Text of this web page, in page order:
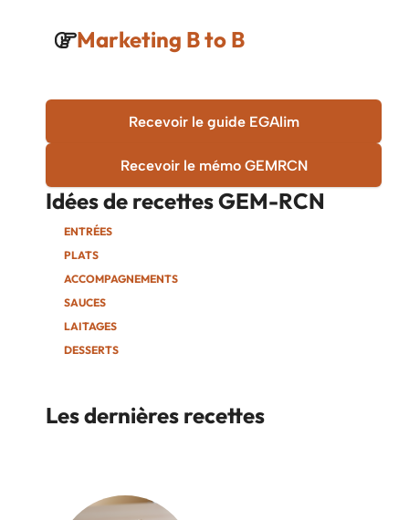
Marketing B to B
Recevoir le guide EGAlim
Recevoir le mémo GEMRCN
Idées de recettesGEM-RCN
ENTRÉES
PLATS
ACCOMPAGNEMENTS
SAUCES
LAITAGES
DESSERTS
Les dernières recettes